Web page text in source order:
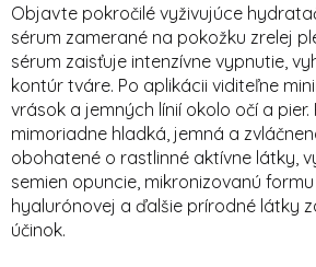
Objavte pokročilé vyživujúce
sérum zamerané na pokožku zrelej
sérum zaisťuje intenzívne vypnutie,
kontúr tváre. Po aplikácii viditeľne
vrások a jemných línií okolo očí a pier.
mimoriadne hladká, jemná a
obohatené o rastlinné aktívne látky,
semien opuncie, mikronizovanú
hyalurónovej a ďalšie prírodné látky
účinok.